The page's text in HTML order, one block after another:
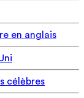
en anglais
célèbres